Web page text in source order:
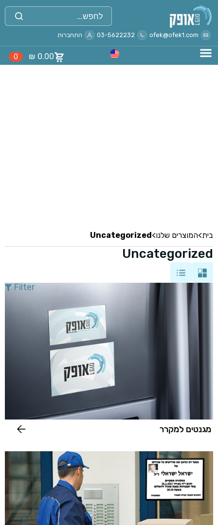
ofek@ofek1.com
03-5622232 התחברות
₪ 0.00
0
בית>המוצרים שלנו>
Uncategorized
Uncategorized
Filter
מגנטים למקרר